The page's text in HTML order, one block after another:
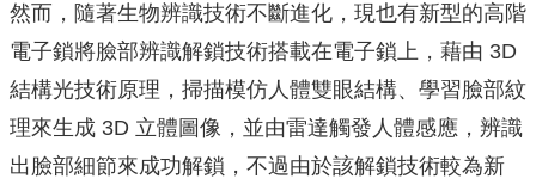
然而，隨著生物辨識技術不斷進化，現也有新型的高階
電子鎖將臉部辨識解鎖技術搭載在電子鎖上，藉由 3D
結構光技術原理，掃描模仿人體雙眼結構、學習臉部紋
理來生成 3D 立體圖像，並由雷達觸發人體感應，辨識
出臉部細節來成功解鎖，不過由於該解鎖技術較為新